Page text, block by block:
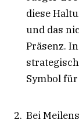
diese
und das
Präsenz.
Symbol
Bei